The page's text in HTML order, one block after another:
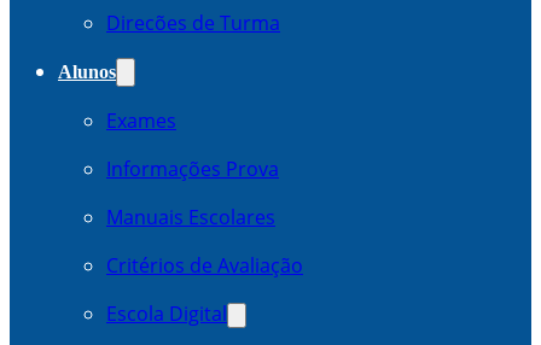
Direcões de Turma
Alunos
Exames
Informações Prova
Manuais Escolares
Critérios de Avaliação
Escola Digital